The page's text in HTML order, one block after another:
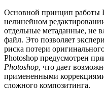
Основной принцип работы
нелинейном
отдельные метаданные, не
файл. Это позволяет
риска потери
Photoshop предусмотрен
Photoshop, что дает
примененными
сложного композитинга.